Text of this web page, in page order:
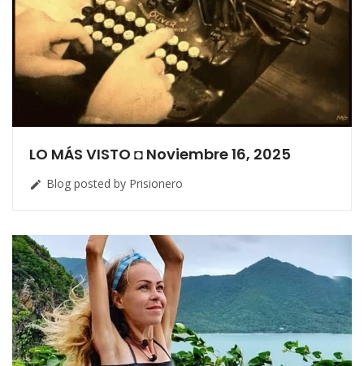
LO MÁS VISTO ◘ Noviembre 16, 2025
 Blog posted by Prisionero